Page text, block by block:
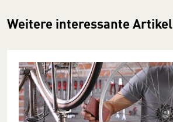
Weitere interessante Artikel